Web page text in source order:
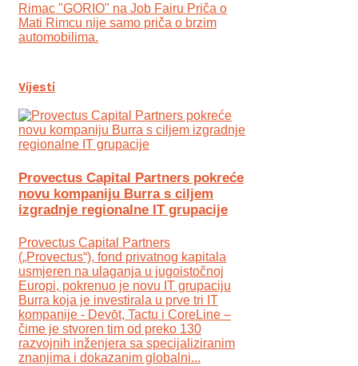
Rimac "GORIO" na Job Fairu Priča o
Mati Rimcu nije samo priča o brzim
automobilima.
Vijesti
Provectus Capital Partners pokreće
novu kompaniju Burra s ciljem
izgradnje regionalne IT grupacije
Provectus Capital Partners
(„Provectus“), fond privatnog kapitala
usmjeren na ulaganja u jugoistočnoj
Europi, pokrenuo je novu IT grupaciju
Burra koja je investirala u prve tri IT
kompanije - Devōt, Tactu i CoreLine –
čime je stvoren tim od preko 130
razvojnih inženjera sa specijaliziranim
znanjima i dokazanim globalni...